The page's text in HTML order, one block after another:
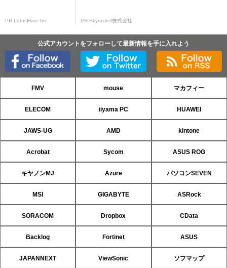
PR LotusFlare Inc PR Skyrocket株式会社
公式アカウントをフォローして最新情報を手に入れよう
FMV mouse マカフィー
ELECOM iiyama PC HUAWEI
JAWS-UG AMD kintone
Acrobat Sycom ASUS ROG
キヤノンMJ Azure パソコンSEVEN
MSI GIGABYTE ASRock
SORACOM Dropbox CData
Backlog Fortinet ASUS
JAPANNEXT ViewSonic ソフマップ